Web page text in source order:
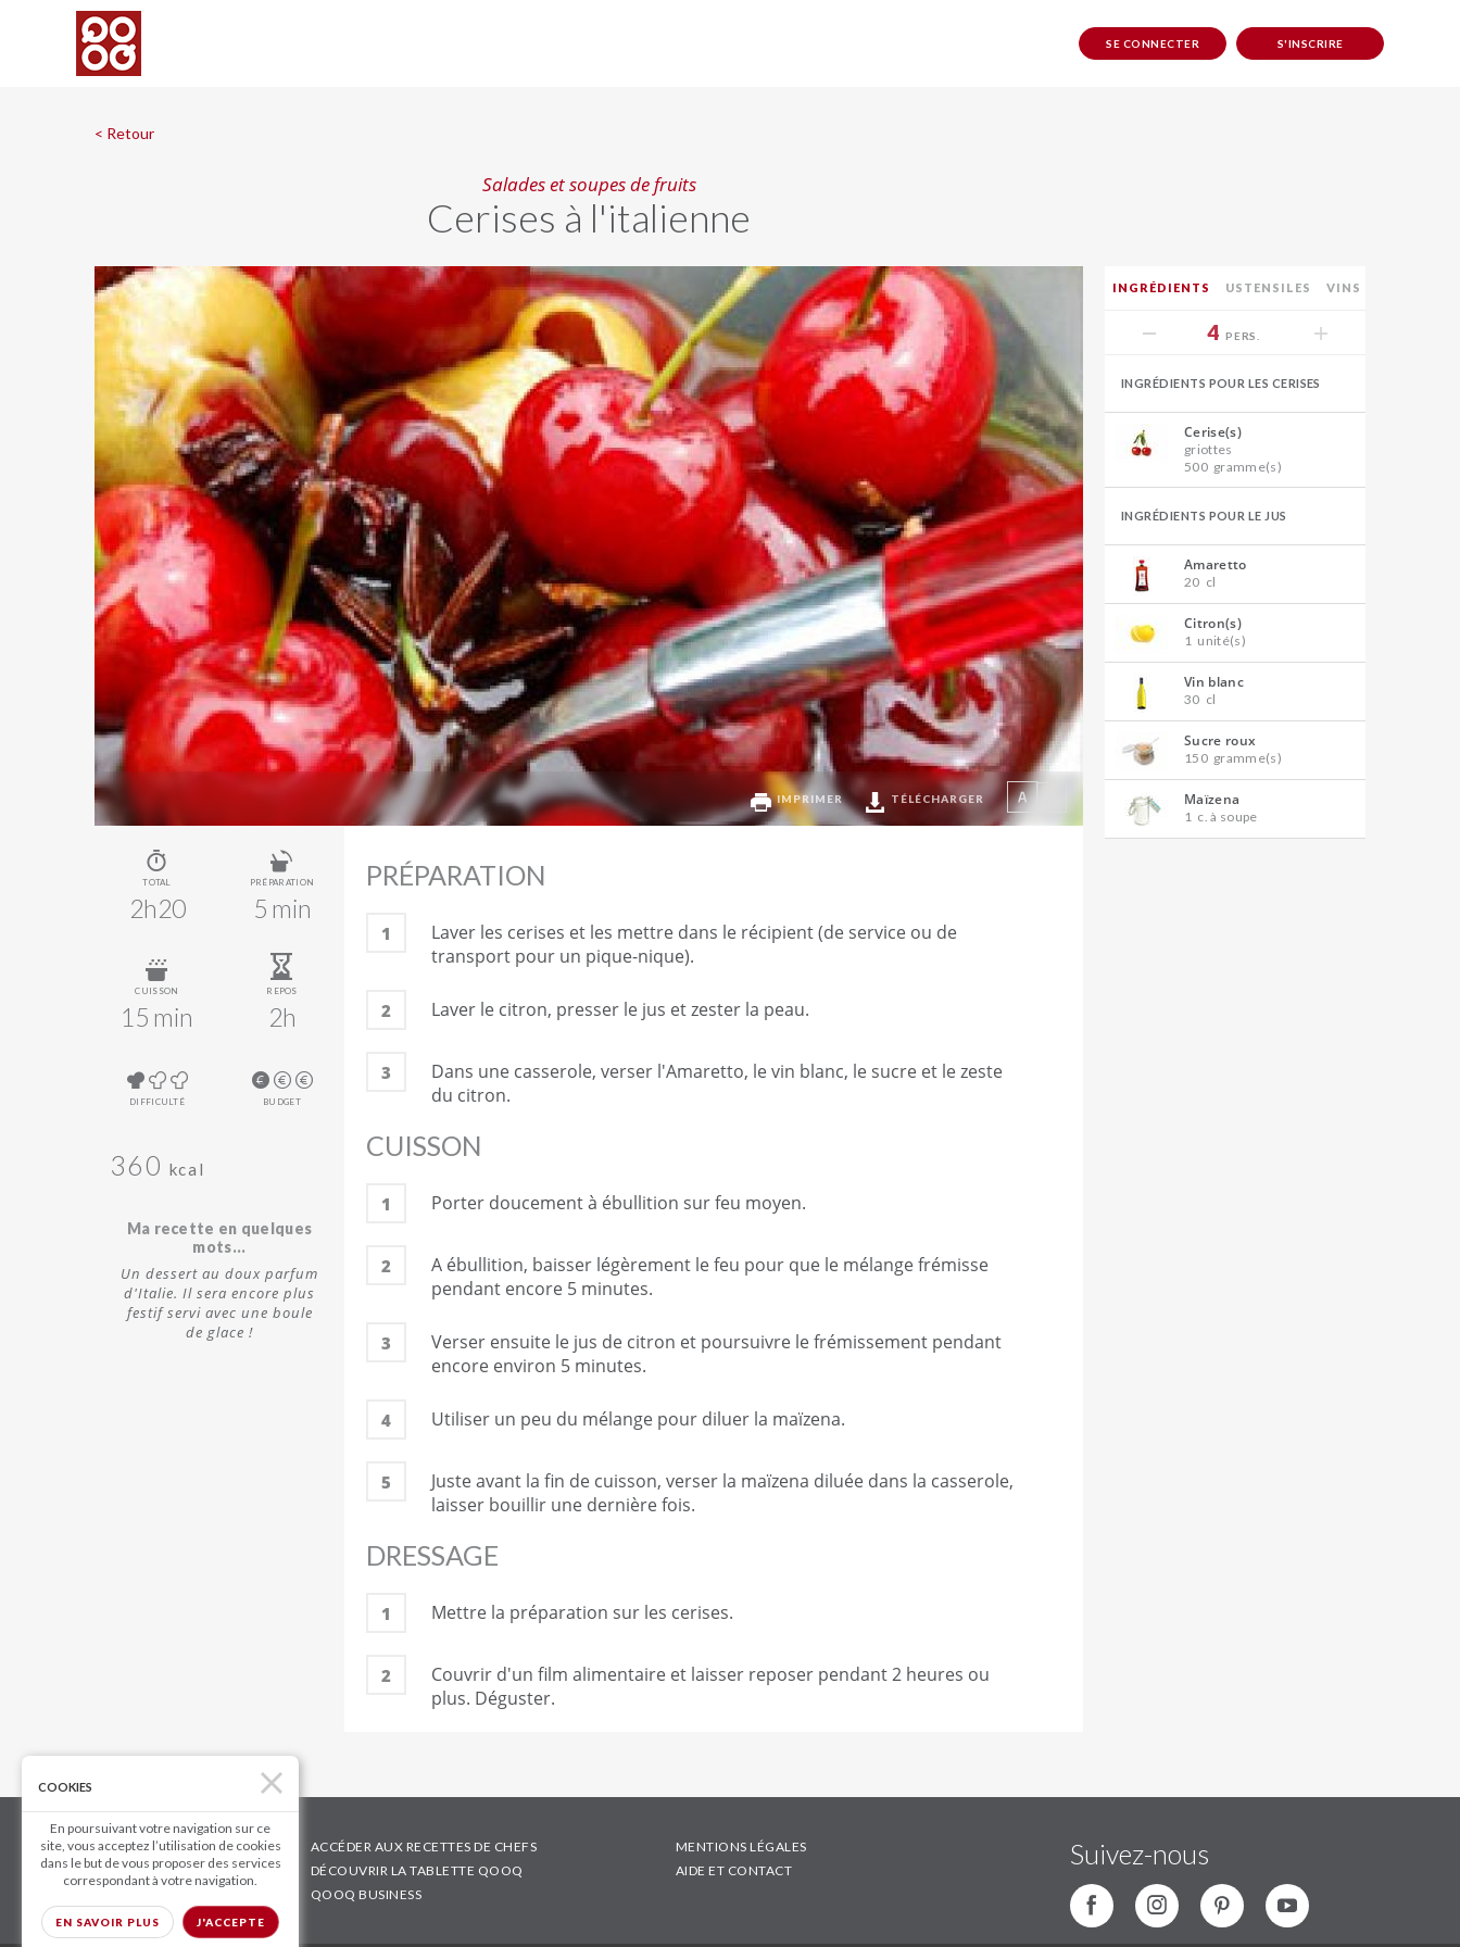
SE CONNECTER S'INSCRIRE
< Retour
Salades et soupes de fruits
Cerises à l'italienne
IMPRIMER TÉLÉCHARGER
TOTAL
2h20
PRÉPARATION
5 min
CUISSON
15 min
REPOS
2h
DIFFICULTÉ BUDGET
360 kcal
Ma recette en quelques
mots...
Un dessert au doux parfum
d'Italie. Il sera encore plus
festif servi avec une boule
de glace !
INGRÉDIENTS USTENSILES VINS
4 PERS.
INGRÉDIENTS POUR LES CERISES
Cerise(s)
griottes
500 gramme(s)
INGRÉDIENTS POUR LE JUS
Amaretto
20 cl
Citron(s)
1 unité(s)
Vin blanc
30 cl
Sucre roux
150 gramme(s)
Maïzena
1 c. à soupe
PRÉPARATION
1
Laver les cerises et les mettre dans le récipient (de service ou de
transport pour un pique-nique).
2 Laver le citron, presser le jus et zester la peau.
3
Dans une casserole, verser l'Amaretto, le vin blanc, le sucre et le zeste
du citron.
CUISSON
1 Porter doucement à ébullition sur feu moyen.
2
A ébullition, baisser légèrement le feu pour que le mélange frémisse
pendant encore 5 minutes.
3
Verser ensuite le jus de citron et poursuivre le frémissement pendant
encore environ 5 minutes.
4 Utiliser un peu du mélange pour diluer la maïzena.
5
Juste avant la fin de cuisson, verser la maïzena diluée dans la casserole,
laisser bouillir une dernière fois.
DRESSAGE
1 Mettre la préparation sur les cerises.
2
Couvrir d'un film alimentaire et laisser reposer pendant 2 heures ou
plus. Déguster.
ACCÉDER AUX RECETTES DE CHEFS
MENTIONS LÉGALES
DÉCOUVRIR LA TABLETTE QOOQ
AIDE ET CONTACT
QOOQ BUSINESS
Suivez-nous
COOKIES
En poursuivant votre navigation sur ce
site, vous acceptez l’utilisation de cookies
dans le but de vous proposer des services
correspondant à votre navigation.
EN SAVOIR PLUS J'ACCEPTE